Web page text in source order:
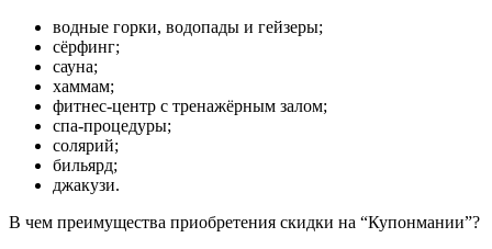
водные горки, водопады и гейзеры;
сёрфинг;
сауна;
хаммам;
фитнес-центр с тренажёрным залом;
спа-процедуры;
солярий;
бильярд;
джакузи.
В чем преимущества приобретения скидки на “Купонмании”?